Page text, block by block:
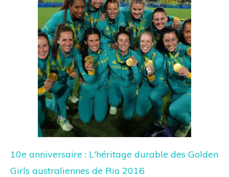
10e anniversaire : L'héritage durable des Golden
Girls australiennes de Rio 2016